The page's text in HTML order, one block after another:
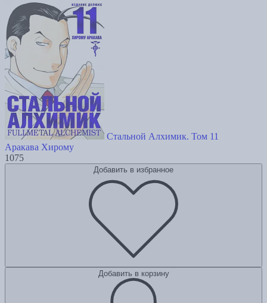
Стальной Алхимик. Том 11
Аракава Хирому
1075
Добавить в избранное
Добавить в корзину